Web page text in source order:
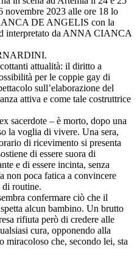
novembre 2023 alle ore 18 lo
DE ANGELIS con la
interpretato da ANNA CIANCA
attualità: il diritto a
per le coppie gay di
sull’elaborazione del
attiva e come tale costruttrice
sacerdote – è morto, dopo una
la voglia di vivere. Una sera,
di ricevimento si presenta
di essere suora di
e di essere incinta, senza
non poca fatica a convincere
di routine.
confermare ciò che il
alcun bambino. Un brutto
rifiuta però di credere alle
cura, opponendo alla
miracoloso che, secondo lei, sta